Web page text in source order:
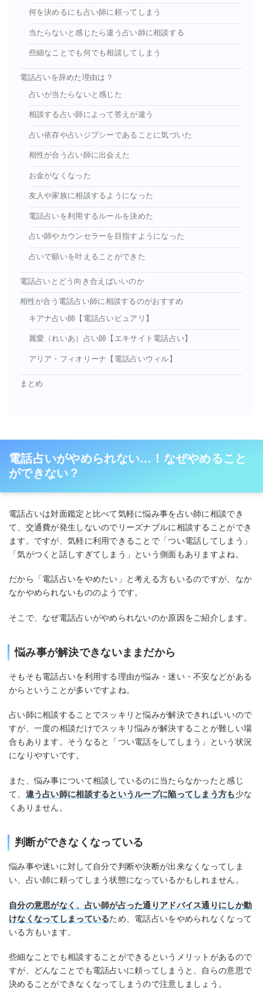
何を決めるにも占い師に頼ってしまう
当たらないと感じたら違う占い師に相談する
些細なことでも何でも相談してしまう
電話占いを辞めた理由は？
占いが当たらないと感じた
相談する占い師によって答えが違う
占い依存や占いジプシーであることに気づいた
相性が合う占い師に出会えた
お金がなくなった
友人や家族に相談するようになった
電話占いを利用するルールを決めた
占い師やカウンセラーを目指すようになった
占いで願いを叶えることができた
電話占いとどう向き合えばいいのか
相性が合う電話占い師に相談するのがおすすめ
キアナ占い師【電話占いピュアリ】
麗愛（れいあ）占い師【エキサイト電話占い】
アリア・フィオリーナ【電話占いウィル】
まとめ
電話占いがやめられない…！なぜやめること
ができない？
電話占いは対面鑑定と比べて気軽に悩み事を占い師に相談でき
て、交通費が発生しないのでリーズナブルに相談することができ
ます。ですが、気軽に利用できることで「つい電話してしまう」
「気がつくと話しすぎてしまう」という側面もありますよね。
だから「電話占いをやめたい」と考える方もいるのですが、なか
なかやめられないもののようです。
そこで、なぜ電話占いがやめられないのか原因をご紹介します。
悩み事が解決できないままだから
そもそも電話占いを利用する理由が悩み・迷い・不安などがある
からということが多いですよね。
占い師に相談することでスッキリと悩みが解決できればいいので
すが、一度の相談だけでスッキリ悩みが解決することが難しい場
合もあります。そうなると「つい電話をしてしまう」という状況
になりやすいです。
また、悩み事について相談しているのに当たらなかったと感じ
て、 違う占い師に相談するというループに陥ってしまう方も少な
くありません。
判断ができなくなっている
悩み事や迷いに対して自分で判断や決断が出来なくなってしま
い、占い師に頼ってしまう状態になっているかもしれません。
自分の意思がなく、占い師が占った通りアドバイス通りにしか動
けなくなってしまっているため、電話占いをやめられなくなって
いる方もいます。
些細なことでも相談することができるというメリットがあるので
すが、どんなことでも電話占いに頼ってしまうと、自らの意思で
決めることができなくなってしまうので注意しましょう。